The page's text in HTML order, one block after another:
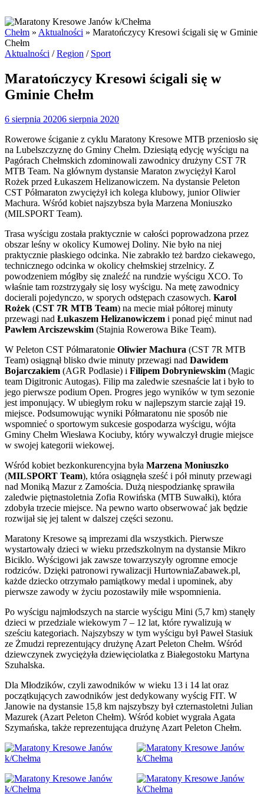
Chełm » Aktualności » Maratończycy Kresowi ścigali się w Gminie
Chełm
Posted
Aktualności /Region / Sport
Maratończycy Kresowi ścigali się w
Gminie Chełm
6 sierpnia 20206 sierpnia 2020
Rowerowe ściganie z cyklu Maratony Kresowe MTB przeniosło się
na Lubelszczyznę do Gminy Chełm. Dziesiątą edycję wyścigu na
Pagórach Chełmskich zdominowali zawodnicy drużyny CST 7R
MTB Team. Na głównym dystansie Maraton zwyciężył Karol
Rożek przed Łukaszem Helizanowiczem. Na dystansie Peleton
CST Półmaraton zwyciężył ich kolega klubowy, junior Oliwier
Machura. Wśród kobiet najszybsza była Marzena Moniuszko
(MILSPORT Team).
Trasa wyścigu została praktycznie w całości poprowadzona przez
obszar leśny w okolicy Kumowej Doliny. Nie było na niej
praktycznie płaskiego odcinka. Nie zabrakło też bardzo ciekawego,
technicznego odcinka w okolicy chełmskiej strzelnicy. Z
powodzeniem mógłby się znaleźć na rundzie wyścigu XCO. To
właśnie tam rozstrzygały się losy wyścigu. Na metę zawodnicy
docierali pojedynczo, w sporych odstępach czasowych. Karol
Rożek (CST 7R MTB Team) na mecie miał półtorej minuty
przewagi nad Łukaszem Helizanowiczem i ponad pięć minut nad
Pawłem Arciszewskim (Stajnia Rowerowa Bike Team).
W Peleton CST Półmaratonie Oliwier Machura (CST 7R MTB
Team) osiągnął blisko dwie minuty przewagi nad Dawidem
Bojarczakiem (AGR Podlasie) i Filipem Dobryniewskim (Magic
team Digitronic Autogas). Filip ma zaledwie szesnaście lat i było to
jego pierwsze podium Open. Progres jego wyników w tym sezonie
jest imponujący. W ubiegłym roku w najlepszym starcie zajął 19.
miejsce. Podsumowując wyniki Półmaratonu nie sposób nie
wspomnieć o sportowym sukcesie gospodarza wyścigu, wójta
Gminy Chełm Wiesława Kociuby, który wywalczył drugie miejsce
w swojej kategorii wiekowej.
Wśród kobiet bezkonkurencyjna była Marzena Moniuszko
(MILSPORT Team), która osiągnęła sześć i pół minuty przewagi
nad Moniką Mazur z Zamościa. Dużą niespodziankę sprawiła
zaledwie piętnastoletnia Zofia Rowińska (MTB Suwałki), która
zdobyła trzecie miejsce. Na pewno warto obserwować jak będzie
rozwijał się jej talent w dalszej części sezonu.
Maratony Kresowe są imprezami dla wszystkich. Pierwsze
wystartowały dzieci w wieku przedszkolnym na dystansie Mikro
Biciklo. Wyścigowi jak zawsze towarzyszyły ogromne emocje
rodziców. Dzięki patronowi rywalizacji HurtowniaZabawek.pl,
każde dziecko otrzymało pamiątkowy medal i upominek, aby
pierwsze zawody w życiu pozostawiły miłe wspomnienia.
Po wyścigu najmłodszych na starcie wyścigu Mini (5,7 km) stanęły
dzieci w przedziale wiekowym 7 – 12 lat, które rywalizują w
sześciu kategoriach. Najszybszy w tym wyścigu był Paweł Stasiuk
ze Żmudzi reprezentujący drużynę Azart Peleton Chełm. Wśród
dziewczynek zwyciężyła dziewięciolatka z Białegostoku Martyna
Szuhalska.
Dla Młodzików, czyli zawodników w wieku 13 i 14 lat oraz
początkujących zawodników jest dedykowany wyścig FIT. W
Janowie na dystansie 15,8 km najszybszy był czternastoletni Julian
Mazurek (Azart Peleton Chełm). Wśród kobiet wygrała Agata
Szymańska, także reprezentująca drużynę Azart Peleton Chełm.